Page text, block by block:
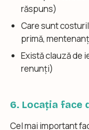
răspuns)
Care sunt
primă,
Există clauză de
renunți)
6. Locația face
Cel mai important